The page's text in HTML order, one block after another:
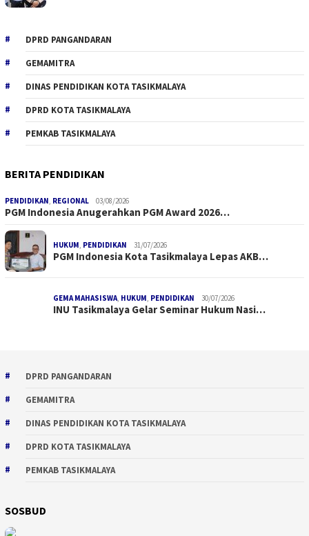
DPRD PANGANDARAN
GEMAMITRA
DINAS PENDIDIKAN KOTA TASIKMALAYA
DPRD KOTA TASIKMALAYA
PEMKAB TASIKMALAYA
BERITA PENDIDIKAN
PENDIDIKAN, REGIONAL 03/08/2026
PGM Indonesia Anugerahkan PGM Award 2026…
HUKUM, PENDIDIKAN 31/07/2026
PGM Indonesia Kota Tasikmalaya Lepas AKB…
GEMA MAHASISWA, HUKUM, PENDIDIKAN 30/07/2026
INU Tasikmalaya Gelar Seminar Hukum Nasi…
DPRD PANGANDARAN
GEMAMITRA
DINAS PENDIDIKAN KOTA TASIKMALAYA
DPRD KOTA TASIKMALAYA
PEMKAB TASIKMALAYA
SOSBUD